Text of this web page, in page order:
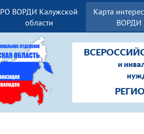
РО ВОРДИ Калужской
области
Карта
ВОРДИ
и